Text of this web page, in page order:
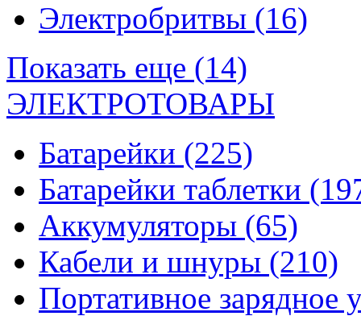
Электробритвы (16)
Показать еще (14)
ЭЛЕКТРОТОВАРЫ
Батарейки (225)
Батарейки таблетки
Аккумуляторы (65)
Кабели и шнуры (210)
Портативное зарядное